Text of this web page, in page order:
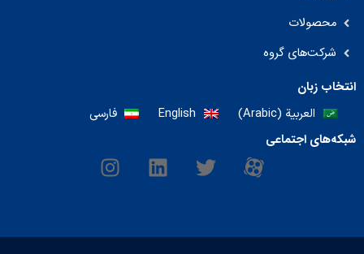
محصولات
شرکت‌های گروه
انتخاب زبان
العربية (
Arabic
)
English فارسی
شبکه‌های اجتماعی
M
-
o
T
w
t
L
i
e
I
n
a